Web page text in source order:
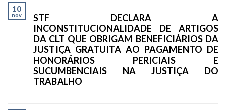
10
nov
STF DECLARA A
INCONSTITUCIONALIDADE DE ARTIGOS
DA CLT QUE OBRIGAM BENEFICIÁRIOS DA
JUSTIÇA GRATUITA AO PAGAMENTO DE
HONORÁRIOS PERICIAIS E
SUCUMBENCIAIS NA JUSTIÇA DO
TRABALHO